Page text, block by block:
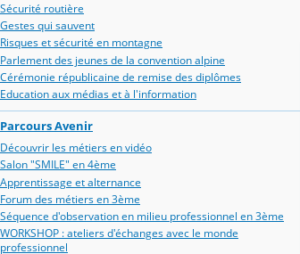
Sécurité routière
Gestes qui sauvent
Risques et sécurité en montagne
Parlement des jeunes de la convention alpine
Cérémonie républicaine de remise des diplômes
Education aux médias et à l'information
Parcours Avenir
Découvrir les métiers en vidéo
Salon "SMILE" en 4ème
Apprentissage et alternance
Forum des métiers en 3ème
Séquence d'observation en milieu professionnel en 3ème
WORKSHOP : ateliers d'échanges avec le monde
professionnel